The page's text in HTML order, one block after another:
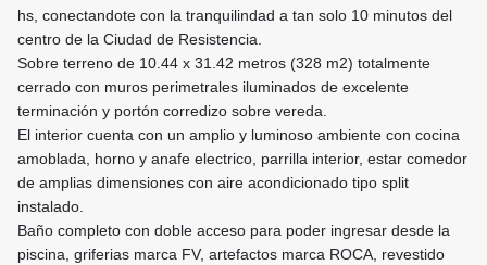
hs, conectandote con la tranquilindad a tan solo 10 minutos del
centro de la Ciudad de Resistencia.
Sobre terreno de 10.44 x 31.42 metros (328 m2) totalmente
cerrado con muros perimetrales iluminados de excelente
terminación y portón corredizo sobre vereda.
El interior cuenta con un amplio y luminoso ambiente con cocina
amoblada, horno y anafe electrico, parrilla interior, estar comedor
de amplias dimensiones con aire acondicionado tipo split
instalado.
Baño completo con doble acceso para poder ingresar desde la
piscina, griferias marca FV, artefactos marca ROCA, revestido